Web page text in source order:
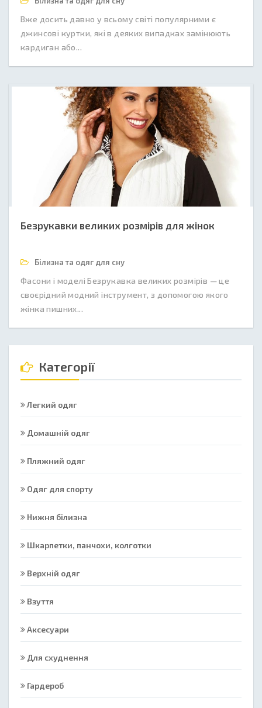
Вже досить давно у всьому світі популярними є
джинсові куртки, які в деяких випадках замінюють
кардиган або...
Безрукавки великих розмірів для жінок
Білизна та одяг для сну
Фасони і моделі Безрукавка великих розмірів — це
своєрідний модний інструмент, з допомогою якого
жінка пишних...
Категорії
Легкий одяг
Домашній одяг
Пляжний одяг
Одяг для спорту
Нижня білизна
Шкарпетки, панчохи, колготки
Верхній одяг
Взуття
Аксесуари
Для схуднення
Гардероб